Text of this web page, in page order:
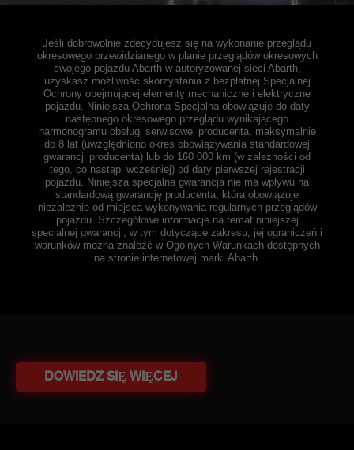
Jeśli dobrowolnie zdecydujesz się na wykonanie przeglądu
okresowego przewidzianego w planie przeglądów okresowych
swojego pojazdu Abarth w autoryzowanej sieci Abarth,
uzyskasz możliwość skorzystania z bezpłatnej Specjalnej
Ochrony obejmującej elementy mechaniczne i elektryczne
pojazdu. Niniejsza Ochrona Specjalna obowiązuje do daty
następnego okresowego przeglądu wynikającego
harmonogramu obsługi serwisowej producenta, maksymalnie
do 8 lat (uwzględniono okres obowiązywania standardowej
gwarancji producenta) lub do 160 000 km (w zależności od
tego, co nastąpi wcześniej) od daty pierwszej rejestracji
pojazdu. Niniejsza specjalna gwarancja nie ma wpływu na
standardową gwarancję producenta, która obowiązuje
niezależnie od miejsca wykonywania regularnych przeglądów
pojazdu. Szczegółowe informacje na temat niniejszej
specjalnej gwarancji, w tym dotyczące zakresu, jej ograniczeń i
warunków można znaleźć w Ogólnych Warunkach dostępnych
na stronie internetowej marki Abarth.
DOWIEDZ SIĘ WIĘCEJ